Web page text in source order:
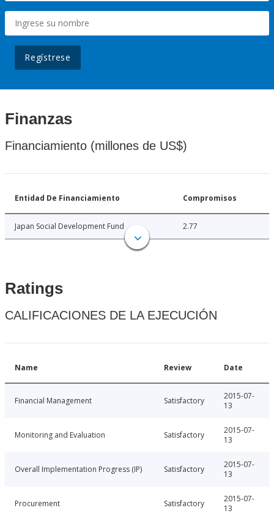
Regístrese
Finanzas
Financiamiento (millones de US$)
Entidad De Financiamiento Compromisos
Japan Social Development Fund 2.77
Ratings
CALIFICACIONES DE LA EJECUCIÓN
Name Review Date
Financial Management Satisfactory
2015-07-
13
Monitoring and Evaluation Satisfactory
2015-07-
13
Overall Implementation Progress (IP) Satisfactory
2015-07-
13
Procurement Satisfactory
2015-07-
13